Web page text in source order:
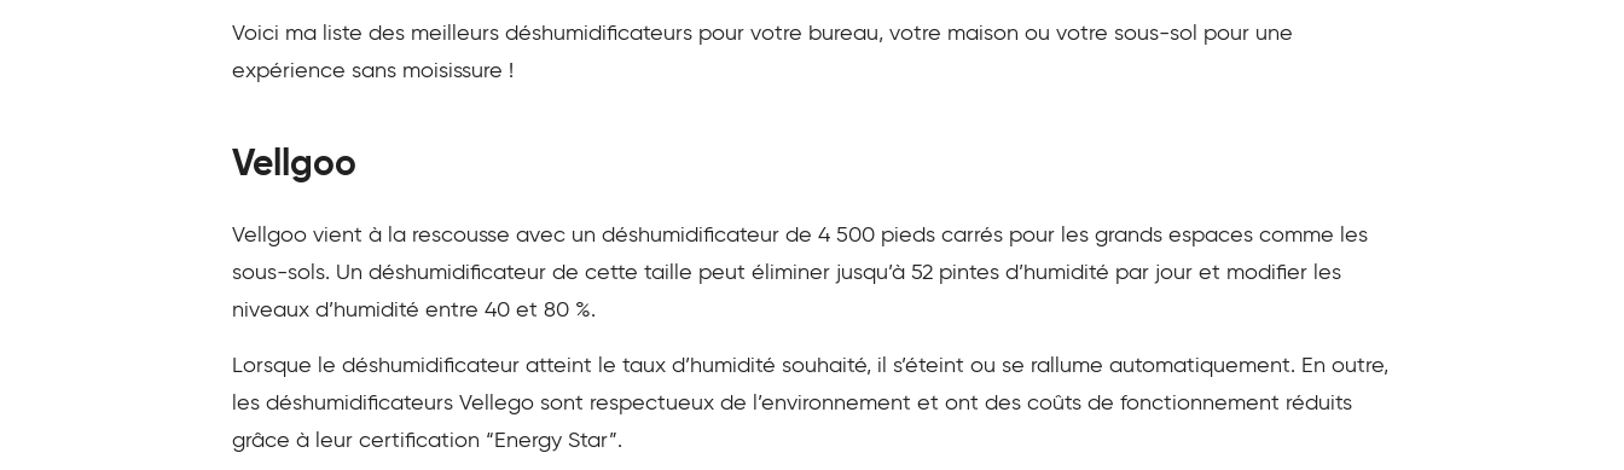
Voici ma liste des meilleurs déshumidificateurs pour votre bureau, votre maison ou votre sous-sol pour une
expérience sans moisissure !
Vellgoo
Vellgoo vient à la rescousse avec un déshumidificateur de 4 500 pieds carrés pour les grands espaces comme les
sous-sols. Un déshumidificateur de cette taille peut éliminer jusqu’à 52 pintes d’humidité par jour et modifier les
niveaux d’humidité entre 40 et 80 %.
Lorsque le déshumidificateur atteint le taux d’humidité souhaité, il s’éteint ou se rallume automatiquement. En outre,
les déshumidificateurs Vellego sont respectueux de l’environnement et ont des coûts de fonctionnement réduits
grâce à leur certification “Energy Star”.